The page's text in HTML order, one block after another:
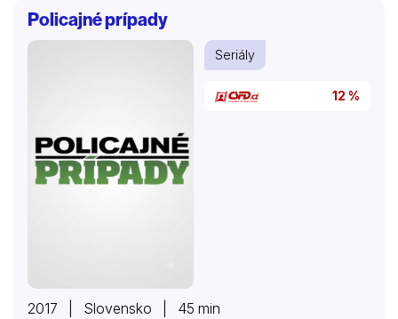
Policajné prípady
Seriály
12 %
2017 | Slovensko | 45 min